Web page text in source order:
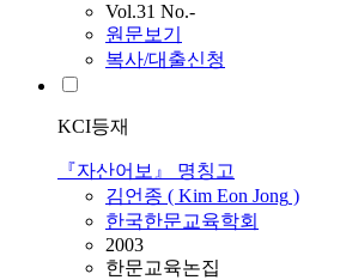
Vol.31 No.-
원문보기
복사/대출신청
KCI등재
『자산어보』 명칭고
김언종 ( Kim Eon Jong )
한국한문교육학회
2003
한문교육논집